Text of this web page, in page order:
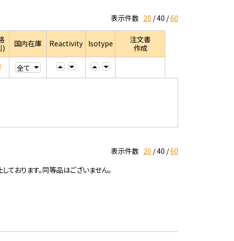
表示件数 20 40 60
)
国内在庫 Reactivity Isotype
注文書
作成
表示件数 20 40 60
おります。同等品はございません。